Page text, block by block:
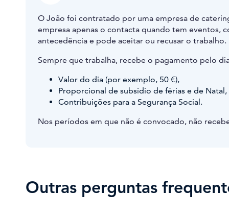
O João foi contratado por uma empresa de
empresa apenas o contacta quando tem eventos,
antecedência e pode aceitar ou recusar o trabalho.
Sempre que trabalha, recebe o pagamento pelo
Valor do dia (por exemplo, 50 €),
Proporcional de subsídio de férias e de Natal,
Contribuições para a Segurança Social.
Nos períodos em que não é convocado, não
Outras perguntas